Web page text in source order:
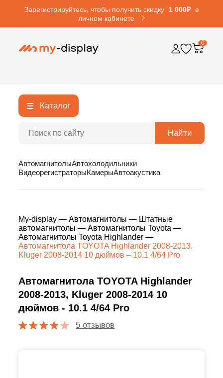
Зарегистрируйтесь, чтобы получить скидку 1 000₽
в
личном кабинете
0
Каталог
Найти
АвтомагнитолыАвтохолодильники
ВидеорегистраторыКамерыАвтоакустика
My-display — Автомагнитолы — Штатные
автомагнитолы — Автомагнитолы Toyota —
Автомагнитолы Toyota Highlander —
Автомагнитола TOYOTA Highlander 2008-2013,
Kluger 2008-2014 10 дюймов – 10.1 4/64 Pro
Автомагнитола TOYOTA Highlander
2008-2013, Kluger 2008-2014 10
дюймов - 10.1 4/64 Pro
5 отзывов